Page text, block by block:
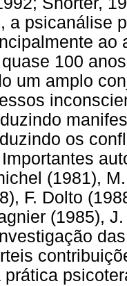
a psicanálise
ao
quase 100
um amplo
os
(1981),
F. Dolto
(1985),
prática